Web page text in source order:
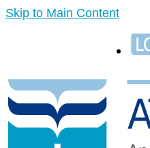
Skip to Main Content